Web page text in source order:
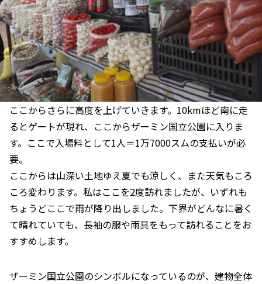
ここからさらに高度を上げていきます。10kmほど南に走
るとゲートが現れ、ここからザーミン国立公園に入りま
す。ここで入場料として1人＝1万7000スムの支払いが必
要。
ここからは山深い土地ゆえ夏でも涼しく、また天気もころ
ころ変わります。私はここを2度訪れましたが、いずれも
ちょうどここで雨が降り出しました。下界がどんなに暑く
て晴れていても、長袖の服や雨具をもって訪れることをお
すすめします。
ザーミン国立公園のシンボルになっているのが、建物全体